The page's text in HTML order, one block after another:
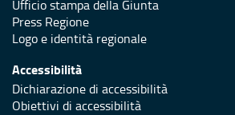
Ufficio stampa della Giunta
Press Regione
Logo e identità regionale
Accessibilità
Dichiarazione di accessibilità
Obiettivi di accessibilità